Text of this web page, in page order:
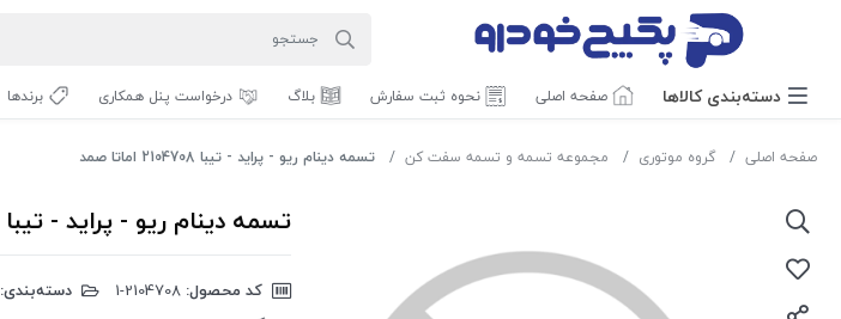
دسته‌بندی‌ کالاها صفحه اصلی نحوه ثبت سفارش بلاگ درخواست پنل همکاری برندها
صفحه اصلی گروه موتوری مجموعه تسمه و تسمه سفت کن تسمه دینام ریو - پراید - تیبا 2104708 اماتا صمد
تسمه دینام ریو - پراید - تیبا 2104708 اماتا صمد
کد محصول: دسته‌بندی: